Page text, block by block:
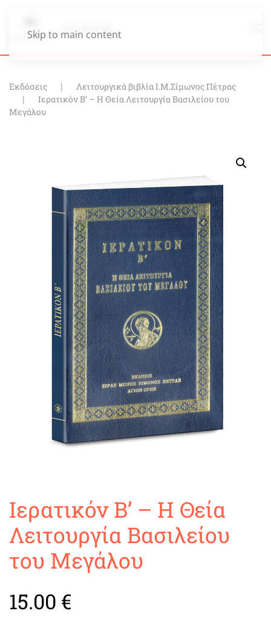
Skip to main content
Εκδόσεις
Λειτουργικά βιβλία Ι.Μ.Σίμωνος Πέτρας
Ιερατικόν Β’ – Η Θεία Λειτουργία Βασιλείου του
Μεγάλου
Ιερατικόν Β’ – Η Θεία
Λειτουργία Βασιλείου
του Μεγάλου
15.00 €